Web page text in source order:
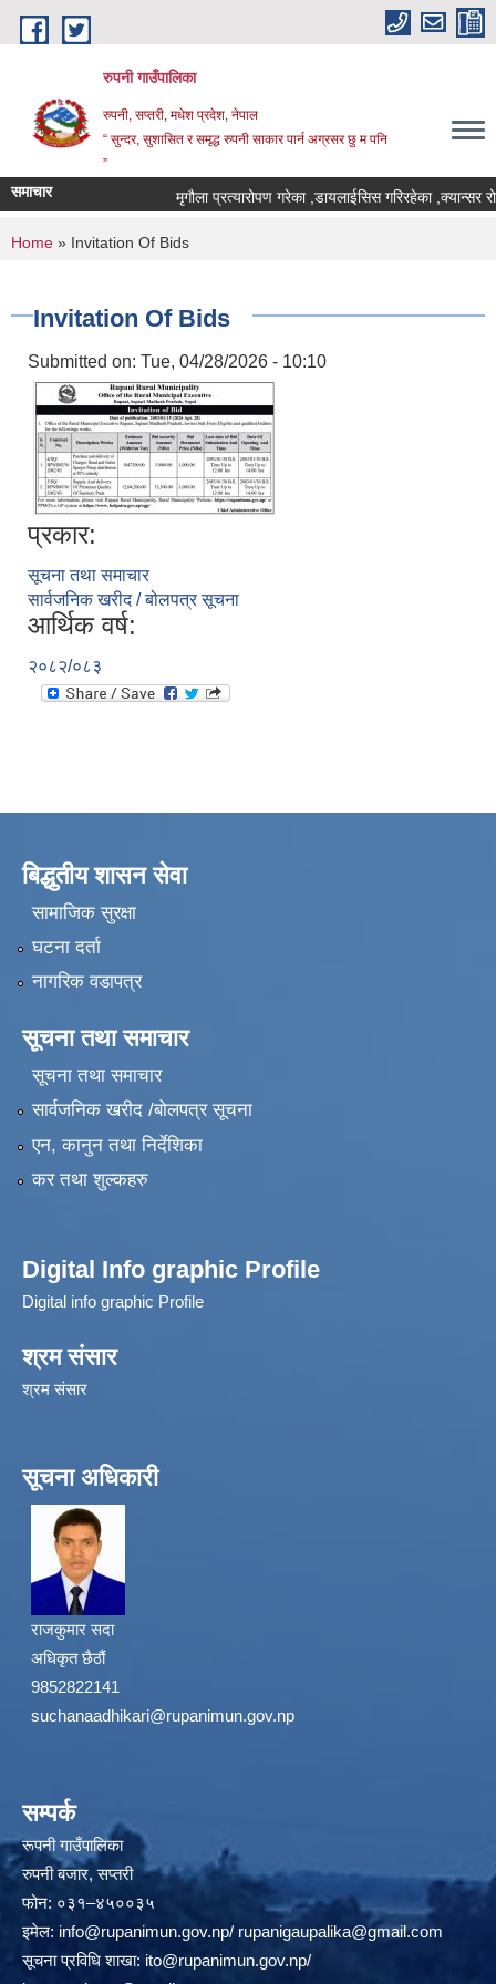
Skip to main content
रुपनी गाउँपालिका
रुपनी, सप्तरी, मधेश प्रदेश, नेपाल
“ सुन्दर, सुशासित र समृद्ध रुपनी साकार पार्न अग्रसर छु म पनि
”
समाचार मृगौला प्रत्यारोपण गरेका ,डायलाईसिस गरिरहेका ,क्यान्सर
You are here
Home » Invitation Of Bids
Invitation Of Bids
Submitted on: Tue, 04/28/2026 - 10:10
प्रकार:
सूचना तथा समाचार
सार्वजनिक खरीद / बोलपत्र सूचना
आर्थिक वर्ष:
२०८२/०८३
बिद्धुतीय शासन सेवा
सामाजिक सुरक्षा
घटना दर्ता
नागरिक वडापत्र
सूचना तथा समाचार
सूचना तथा समाचार
सार्वजनिक खरीद /बोलपत्र सूचना
एन, कानुन तथा निर्देशिका
कर तथा शुल्कहरु
Digital Info graphic Profile
Digital info graphic Profile
श्रम संसार
श्रम संसार
सूचना अधिकारी
राजकुमार सदा
अधिकृत छैठौं
9852822141
suchanaadhikari@rupanimun.gov.np
सम्पर्क
रूपनी गाउँपालिका
रुपनी बजार, सप्तरी
फोन: ०३१–४५००३५
इमेल: info@rupanimun.gov.np/ rupanigaupalika@gmail.com
सूचना प्रविधि शाखा: ito@rupanimun.gov.np/